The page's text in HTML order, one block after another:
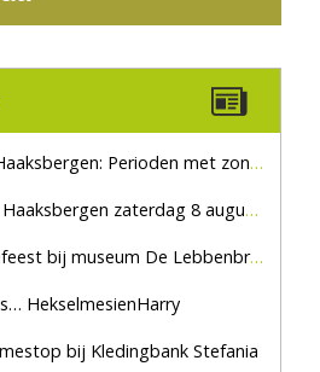
Perioden met zon en droog
zaterdag 8 augustus, marktplein Haaksbergen
bij museum De Lebbenbrugge
HekselmesienHarry
bij Kledingbank Stefania